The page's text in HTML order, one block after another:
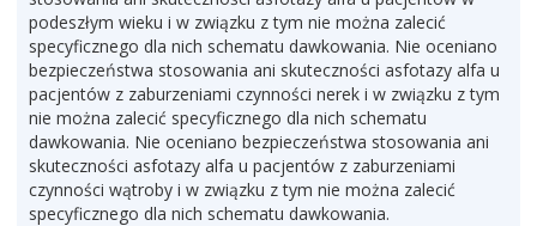
podeszłym wieku i w związku z tym nie można zalecić
specyficznego dla nich schematu dawkowania. Nie oceniano
bezpieczeństwa stosowania ani skuteczności asfotazy alfa u
pacjentów z zaburzeniami czynności nerek i w związku z tym
nie można zalecić specyficznego dla nich schematu
dawkowania. Nie oceniano bezpieczeństwa stosowania ani
skuteczności asfotazy alfa u pacjentów z zaburzeniami
czynności wątroby i w związku z tym nie można zalecić
specyficznego dla nich schematu dawkowania.